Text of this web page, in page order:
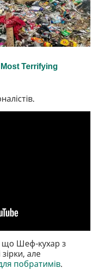
що Шеф-кухар з
але
побратимів.